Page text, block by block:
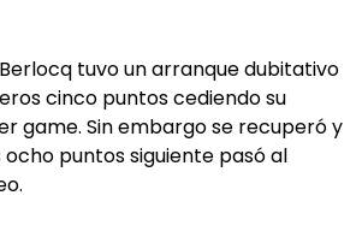
tuvo un arranque dubitativo
cinco puntos cediendo su
game. Sin embargo se recuperó y
puntos siguiente pasó al